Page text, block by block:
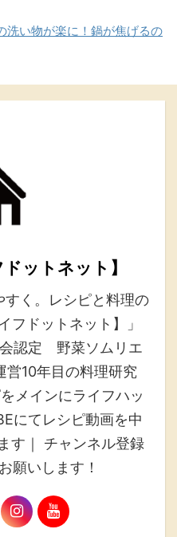
洗い物が楽に！鍋が焦げるの
ットネット】
く。レシピと料理の
フドットネット】」
認定 野菜ソムリエ
営10年目の料理研究
メインにライフハッ
にてレシピ動画を中
す｜ チャンネル登録
願いします！